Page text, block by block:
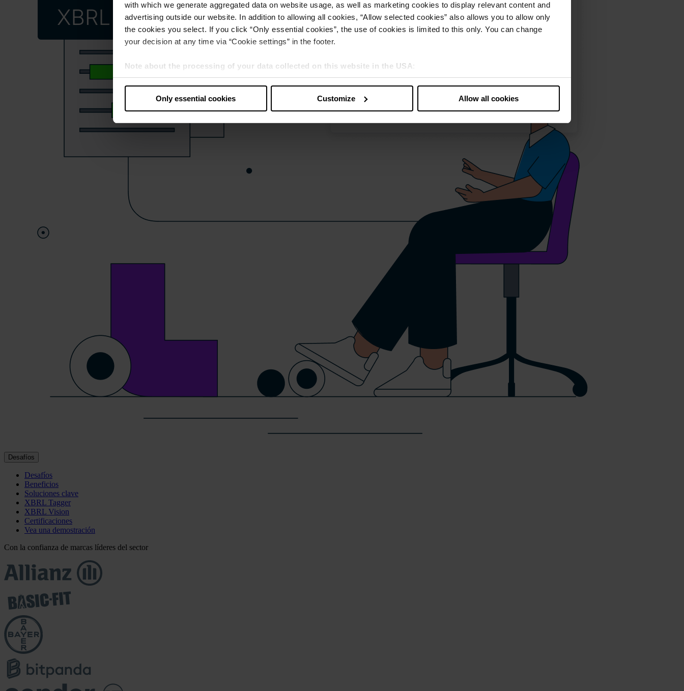
with which we generate aggregated data on website usage, as well as marketing cookies to display relevant content and
advertising outside our website. In addition to allowing all cookies, “Allow selected cookies” also allows you to allow only
the cookies you select. If you click “Only essential cookies”, the use of cookies is limited to this only. You can change
your decision at any time via “Cookie settings” in the footer.
Note about the processing of your data collected on this website in the USA :
By clicking “Allow all cookies” you also agree that your data will be processed in the USA. The European Court of Justice
judges the USA to be a country with a level of data protection that is inadequate by EU standards. There is a particular risk
that your data may be processed by US authorities.
Only essential cookies Customize Allow all cookies
Desafíos
Desafíos
Beneficios
Soluciones clave
XBRL Tagger
XBRL Vision
Certificaciones
Vea una demostración
Con la confianza de marcas líderes del sector